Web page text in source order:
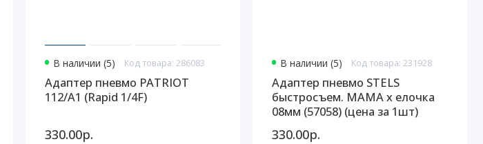
В наличии (5) Код товара: 286083
Адаптер пневмо PATRIOT
112/A1 (Rapid 1/4F)
330.00р.
В наличии (5) Код товара: 231928
Адаптер пневмо STELS
быстросъем. МАМА х елочка
08мм (57058) (цена за 1шт)
330.00р.